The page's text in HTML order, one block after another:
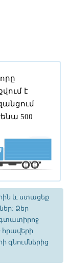
է
500
և ստացեք
Ձեր
հրավերի
գնումներից